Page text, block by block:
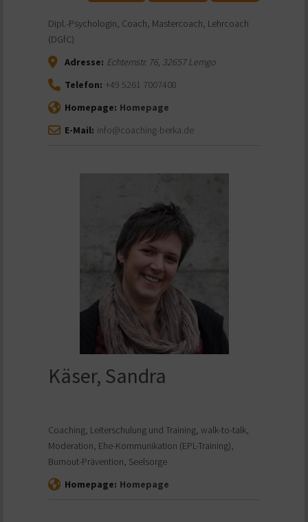
Dipl.-Psychologin, Coach, Mastercoach, Lehrcoach
(DGfC)
Adresse: Echternstr. 76, 32657Lemgo
Telefon: +49 5261 7007408
Homepage: Homepage
E-Mail: info@coaching-berka.de
Käser, Sandra
Coaching, Leiterschulung und Training, walk-to-talk,
Moderation, Ehe-Kommunikation (EPL-Training),
Burnout-Prävention, Seelsorge
Homepage: Homepage